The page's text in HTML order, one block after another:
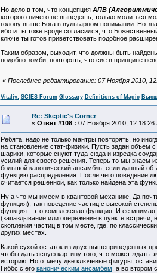
Но дело в том, что концепция АПВ
которого ничего не выведешь, только молиться
голову выше Бога в вульгарном понимании. Но
ибо и ты тоже вроде согласился, что
ключе ты готов приветствовать подобное
Таким образом, выходит, что должны быть
подобно зомби, повторять, что сие в принципе
« Последнее редактирование: 07 Ноября 2010,
Vitaliy: SCIES Forum Glossary Definitions of Magic
Re: Skeptic's Corner
« Ответ #108 : 07 Ноября 2010, 12:18:26
Ребята, надо не только мантры повторять, но
на становление стат-физики. Пусть задан объем
шарики, которые снуют туда-сюда и изредка
усилий для своего решения. Теперь то мы знаем
большой канонический ансамбль, если данный
функцию распределения. После чего поведение
считается решенной, как только найдена эта
Ну а что мы имеем в квантовой механике. Да
функция), так поведение частиц с высокой
функция - это комплексная функция. И ее мнимая
(запаздывание или опережение в пункте
скопления частиц в том месте, где, по
других местах.
Какой сухой остаток из двух вышеприведенных
чтобы дать ясную картину того, что может ждать
историю. Но отмечу две ключевые фигуры,
Гиббс с его каноническим ансамбем , а во втором